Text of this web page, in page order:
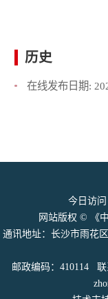
历史
在线发布日期:
今日访问
网站版权 © 《
通讯地址：长沙市雨花
邮政编码：410114 联